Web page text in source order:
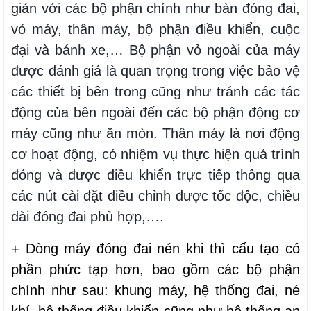
giản với các bộ phận chính như bàn đóng đai,
vỏ máy, thân máy, bộ phận điều khiển, cuộc
đại và bánh xe,… Bộ phận vỏ ngoài của máy
được đánh giá là quan trọng trong việc bảo vệ
các thiết bị bên trong cũng như tránh các tác
động của bên ngoài đến các bộ phận động cơ
máy cũng như ăn mòn. Thân máy là nơi động
cơ hoạt động, có nhiệm vụ thực hiện quá trình
đóng và được điều khiển trực tiếp thông qua
các nút cài đặt điều chỉnh được tốc độc, chiều
dài đóng đai phù hợp,….
+ Dòng máy đóng đai nén khi thì cấu tạo có
phần phức tạp hơn, bao gồm các bộ phận
chính như sau: khung máy, hệ thống đai, né